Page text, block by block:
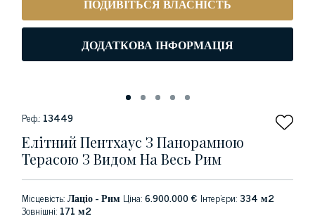
ДОДАТКОВА ІНФОРМАЦІЯ
Реф.: 13449
Елітний Пентхаус З Панорамною
Терасою З Видом На Весь Рим
Місцевість:Лаціо - Рим Ціна:6.900.000 € Інтер'єри:334 м2
Зовнішні: 171 м2